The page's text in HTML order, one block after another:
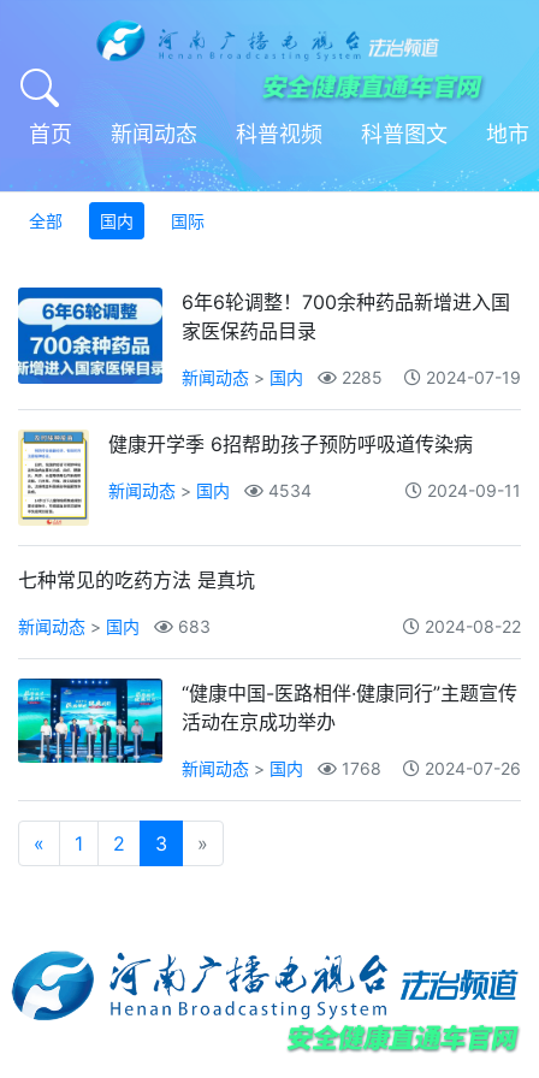
首页 新闻动态 科普视频 科普图文 地市
全部 国内 国际
6年6轮调整！700余种药品新增进入国
家医保药品目录
新闻动态 > 国内 2285 2024-07-19
健康开学季 6招帮助孩子预防呼吸道传染病
新闻动态> 国内 4534 2024-09-11
七种常见的吃药方法 是真坑
新闻动态 > 国内 683 2024-08-22
“健康中国-医路相伴·健康同行”主题宣传
活动在京成功举办
新闻动态 > 国内 1768 2024-07-26
« 1 2 3 »